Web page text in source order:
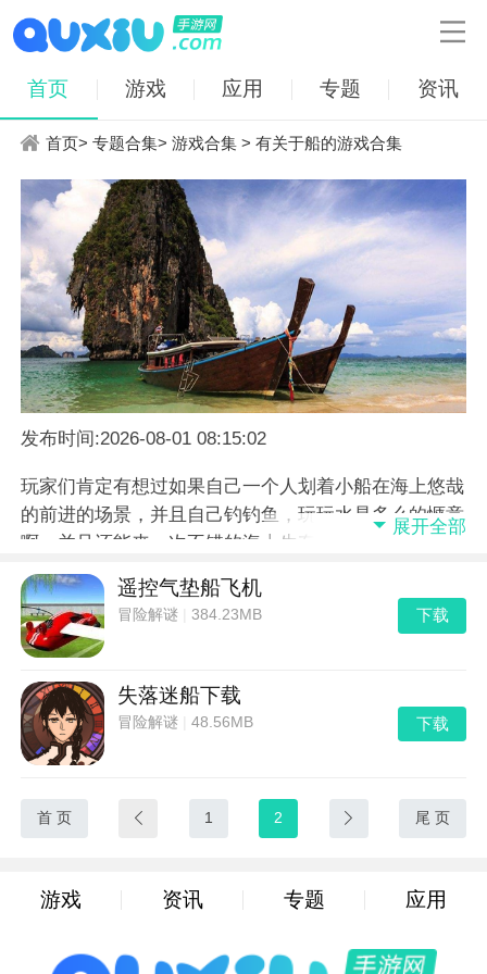

首页 游戏 应用 专题 资讯
首页>专题合集>游戏合集 > 有关于船的游戏合集
发布时间:2026-08-01 08:15:02
玩家们肯定有想过如果自己一个人划着小船在海上悠哉
的前进的场景，并且自己钓钓鱼，玩玩水是多么的惬意
啊，并且还能来一次不错的海上生存，自己建造庇护所
并且自给自足!这一切看起来都是那么的不可思议，但
是在游戏中我们万能的开发者帮我们实现了这样的梦
想，玩家们可以在这里体验到各种海上生存的乐趣了，
各种精彩的海上船只驾驶游戏加上海上的生存游戏应有
尽有，喜欢这类题材的小伙伴们一定不要错过了!
展开全部
遥控气垫船飞机
冒险解谜 |384.23MB 下载
失落迷船下载
冒险解谜 |48.56MB 下载
首 页  1 2  尾 页
游戏 资讯 专题 应用